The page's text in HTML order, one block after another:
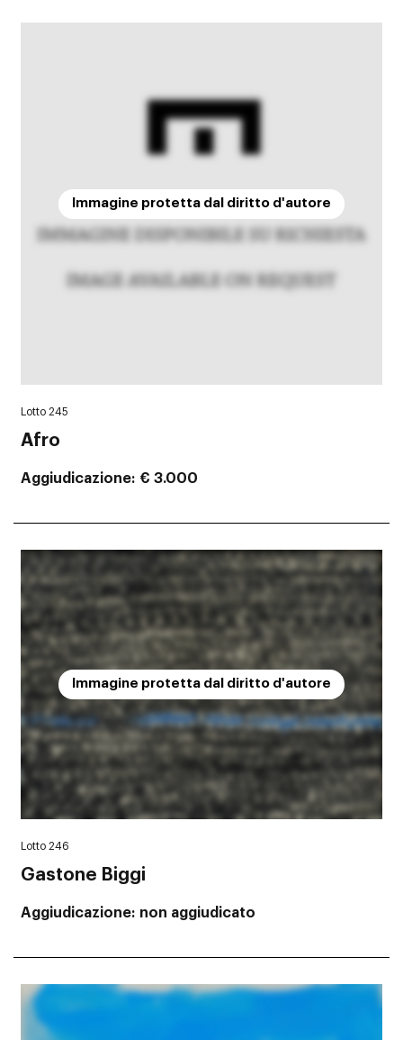
Immagine protetta dal diritto d'autore
Lotto 245
Afro
Aggiudicazione € 3.000
Immagine protetta dal diritto d'autore
Lotto 246
Gastone Biggi
Aggiudicazione non aggiudicato